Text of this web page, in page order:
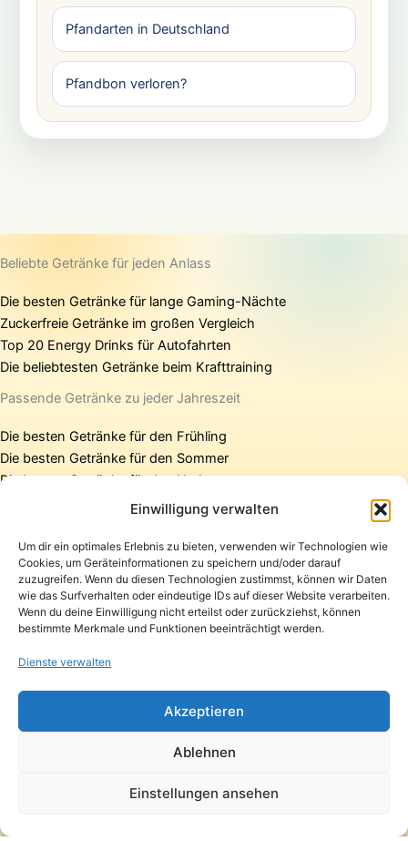
Einwilligung verwalten
Um dir ein optimales Erlebnis zu bieten, verwenden wir Technologien wie
Cookies, um Geräteinformationen zu speichern und/oder darauf
zuzugreifen. Wenn du diesen Technologien zustimmst, können wir Daten
wie das Surfverhalten oder eindeutige IDs auf dieser Website verarbeiten.
Wenn du deine Einwilligung nicht erteilst oder zurückziehst, können
bestimmte Merkmale und Funktionen beeinträchtigt werden.
Dienste verwalten
Akzeptieren
Ablehnen
Einstellungen ansehen
Pfandarten in Deutschland
Pfandbon verloren?
Beliebte Getränke für jeden Anlass
Die besten Getränke für lange Gaming-Nächte
Zuckerfreie Getränke im großen Vergleich
Top 20 Energy Drinks für Autofahrten
Die beliebtesten Getränke beim Krafttraining
Passende Getränke zu jeder Jahreszeit
Die besten Getränke für den Frühling
Die besten Getränke für den Sommer
Die besten Getränke für den Herbst
Die besten Getränke für den Winter
Startseite
Presse
Kontakt / Support
Datenschutzerklärung
Copyright © 2026 Pfandpirat | Präsentiert vonZimmermanns
Internet & PR-Beratung
Instagram